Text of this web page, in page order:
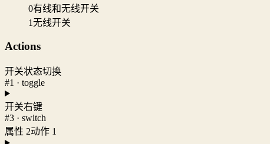
0有线和无线开关
1无线开关
Actions
开关状态切换
#1 · toggle
开关右键
#3 · switch
属性 2动作 1